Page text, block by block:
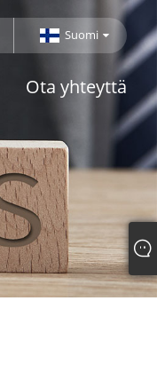
Suomi
Ota yhteyttä